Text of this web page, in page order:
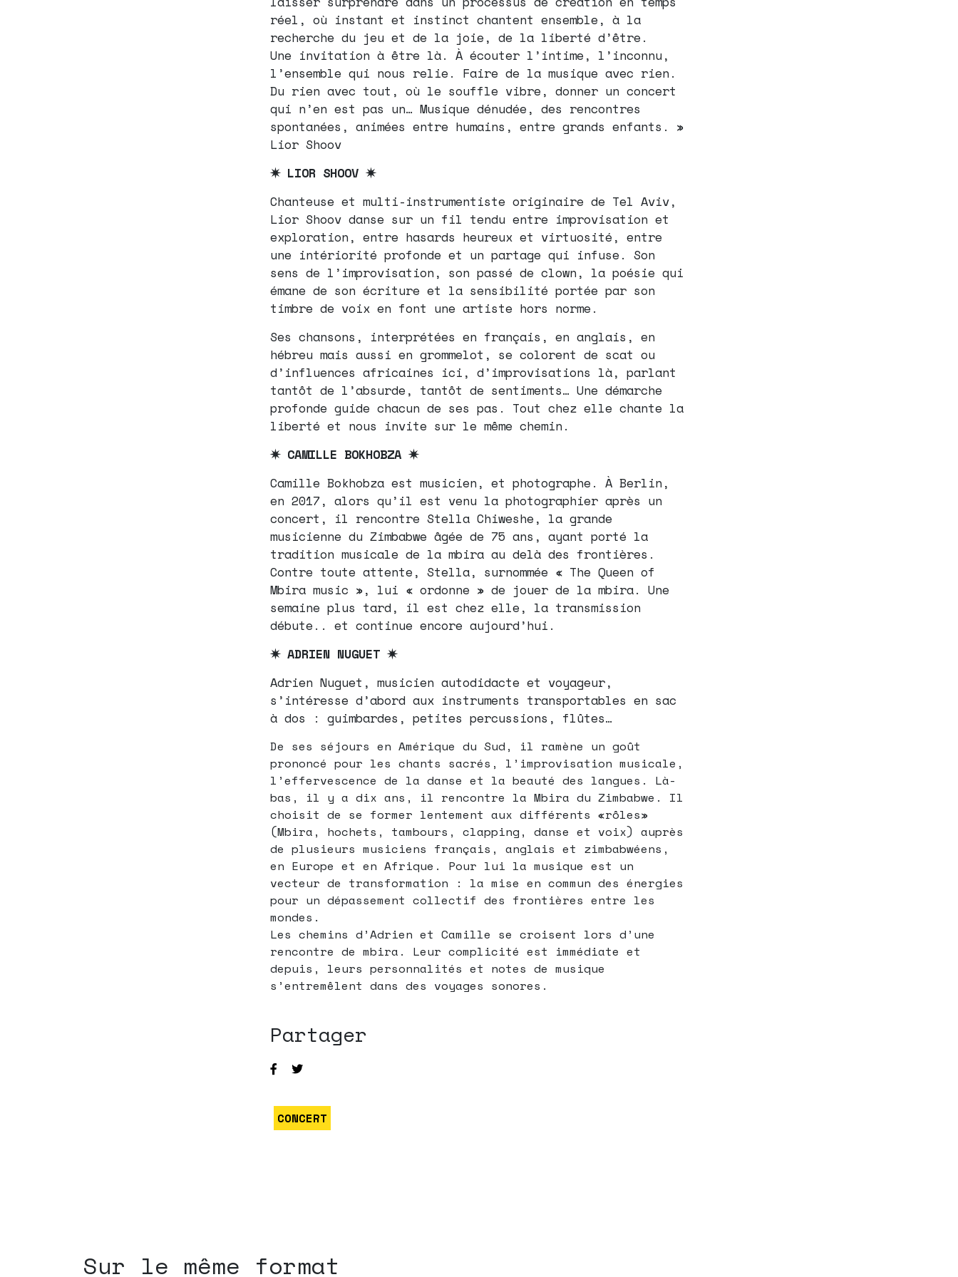
réel, où instant et instinct chantent ensemble, à la
recherche du jeu et de la joie, de la liberté d’être.
Une invitation à être là. À écouter l’intime, l’inconnu,
l’ensemble qui nous relie. Faire de la musique avec rien.
Du rien avec tout, où le souffle vibre, donner un concert
qui n’en est pas un… Musique dénudée, des rencontres
spontanées, animées entre humains, entre grands enfants. »
Lior Shoov
✷ LIOR SHOOV ✷
Chanteuse et multi-instrumentiste originaire de Tel Aviv,
Lior Shoov danse sur un fil tendu entre improvisation et
exploration, entre hasards heureux et virtuosité, entre
une intériorité profonde et un partage qui infuse. Son
sens de l’improvisation, son passé de clown, la poésie qui
émane de son écriture et la sensibilité portée par son
timbre de voix en font une artiste hors norme.
Ses chansons, interprétées en français, en anglais, en
hébreu mais aussi en grommelot, se colorent de scat ou
d’influences africaines ici, d’improvisations là, parlant
tantôt de l’absurde, tantôt de sentiments… Une démarche
profonde guide chacun de ses pas. Tout chez elle chante la
liberté et nous invite sur le même chemin.
✷ CAMILLE BOKHOBZA ✷
Camille Bokhobza est musicien, et photographe. À Berlin,
en 2017, alors qu’il est venu la photographier après un
concert, il rencontre Stella Chiweshe, la grande
musicienne du Zimbabwe âgée de 75 ans, ayant porté la
tradition musicale de la mbira au delà des frontières.
Contre toute attente, Stella, surnommée « The Queen of
Mbira music », lui « ordonne » de jouer de la mbira. Une
semaine plus tard, il est chez elle, la transmission
débute.. et continue encore aujourd’hui.
✷ ADRIEN NUGUET ✷
Adrien Nuguet, musicien autodidacte et voyageur,
s’intéresse d’abord aux instruments transportables en sac
à dos : guimbardes, petites percussions, flûtes…
De ses séjours en Amérique du Sud, il ramène un goût
prononcé pour les chants sacrés, l’improvisation musicale,
l’effervescence de la danse et la beauté des langues. Là-
bas, il y a dix ans, il rencontre la Mbira du Zimbabwe. Il
choisit de se former lentement aux différents «rôles»
(Mbira, hochets, tambours, clapping, danse et voix) auprès
de plusieurs musiciens français, anglais et zimbabwéens,
en Europe et en Afrique. Pour lui la musique est un
vecteur de transformation : la mise en commun des énergies
pour un dépassement collectif des frontières entre les
mondes.
Les chemins d’Adrien et Camille se croisent lors d’une
rencontre de mbira. Leur complicité est immédiate et
depuis, leurs personnalités et notes de musique
s’entremêlent dans des voyages sonores.
Partager
CONCERT
Sur le même format